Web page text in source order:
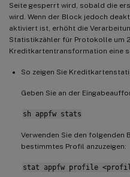
Seite gesperrt wird, sobald die
wird. Wenn der Block jedoch
aktiviert ist, erhöht die
Statistikzähler für Protokolle um
Kreditkartentransformation eine
So zeigen Sie
Geben Sie an der
sh appfw stats
Verwenden Sie den folgenden
bestimmtes Profil anzuzeigen:
stat appfw profile